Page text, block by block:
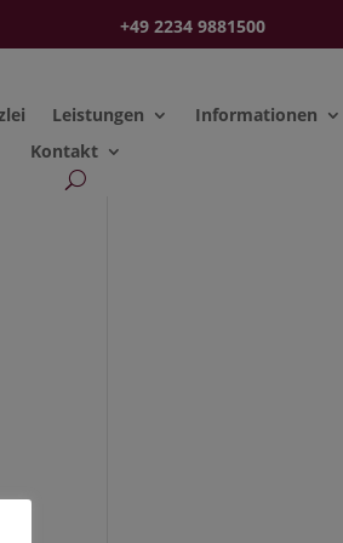
+49 2234 9881500
Leistungen
Informationen
Kontakt